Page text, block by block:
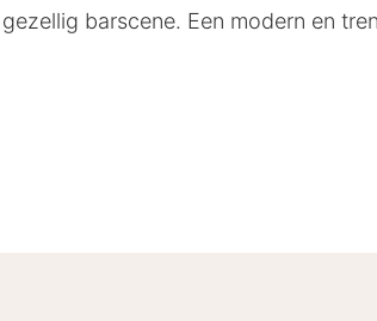
barscene. Een modern en
in frisse, nieuw gebouwde